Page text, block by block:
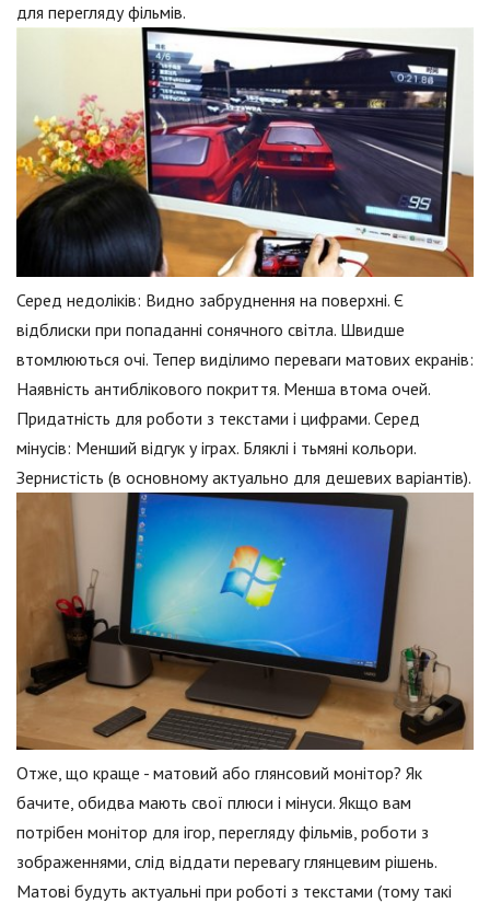
для перегляду фільмів.
Серед недоліків: Видно забруднення на поверхні. Є
відблиски при попаданні сонячного світла. Швидше
втомлюються очі. Тепер виділимо переваги матових екранів:
Наявність антиблікового покриття. Менша втома очей.
Придатність для роботи з текстами і цифрами. Серед
мінусів: Менший відгук у іграх. Бляклі і тьмяні кольори.
Зернистість (в основному актуально для дешевих варіантів).
Отже, що краще - матовий або глянсовий монітор? Як
бачите, обидва мають свої плюси і мінуси. Якщо вам
потрібен монітор для ігор, перегляду фільмів, роботи з
зображеннями, слід віддати перевагу глянцевим рішень.
Матові будуть актуальні при роботі з текстами (тому такі